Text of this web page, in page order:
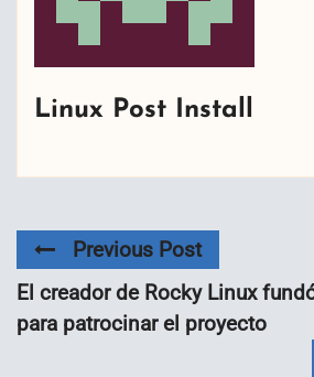
Linux Post Install
Previous Post
El creador de Rocky Linux
para patrocinar el proyecto